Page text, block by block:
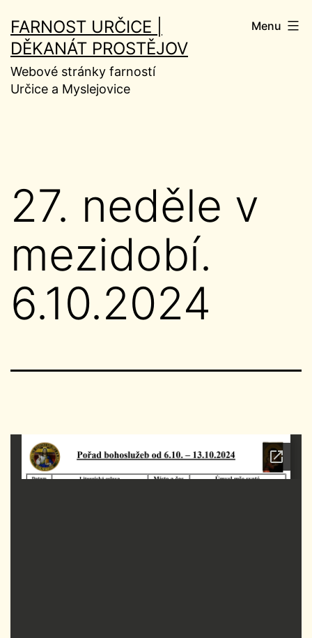
obsahu
FARNOST URČICE |
DĚKANÁT PROSTĚJOV
Webové stránky farností
Určice a Myslejovice
Menu
27. neděle v
mezidobí.
6.10.2024